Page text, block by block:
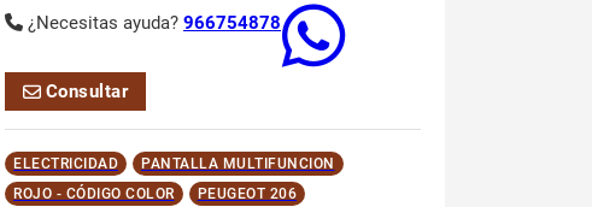
¿Necesitas ayuda? 966754878
Consultar
ELECTRICIDAD
PANTALLA MULTIFUNCION
ROJO - CÓDIGO COLOR
PEUGEOT 206